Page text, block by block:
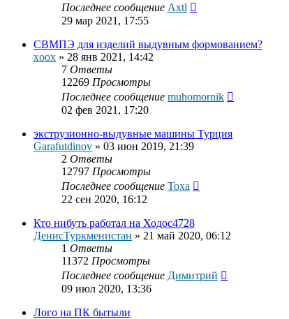
Последнее сообщение Axtl
29 мар 2021, 17:55
СВМПЭ для изделий выдувным формованием?
xoox » 28 янв 2021, 14:42
7 Ответы
12269 Просмотры
Последнее сообщение muhomornik
02 фев 2021, 17:20
экструзионно-выдувные машины Турция
Garafutdinov » 03 июн 2019, 21:39
2 Ответы
12797 Просмотры
Последнее сообщение Тоха
22 сен 2020, 16:12
Кто нибуть работал на Ходос4728
ДенисТуркменистан » 21 май 2020, 06:12
1 Ответы
11372 Просмотры
Последнее сообщение Димитрий
09 июл 2020, 13:36
Лого на ПК бытыли